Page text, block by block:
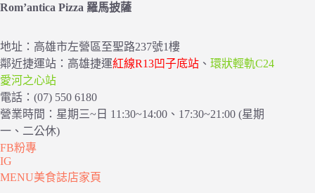
Rom’antica Pizza 羅馬披薩
地址：高雄市左營區至聖路237號1樓
鄰近捷運站：高雄捷運紅線R13凹子底站 、 環狀輕軌C24
愛河之心站
電話：(07) 550 6180
營業時間：星期三~日 11:30~14:00、17:30~21:00 (星期
一、二公休)
FB粉專
IG
MENU美食誌店家頁